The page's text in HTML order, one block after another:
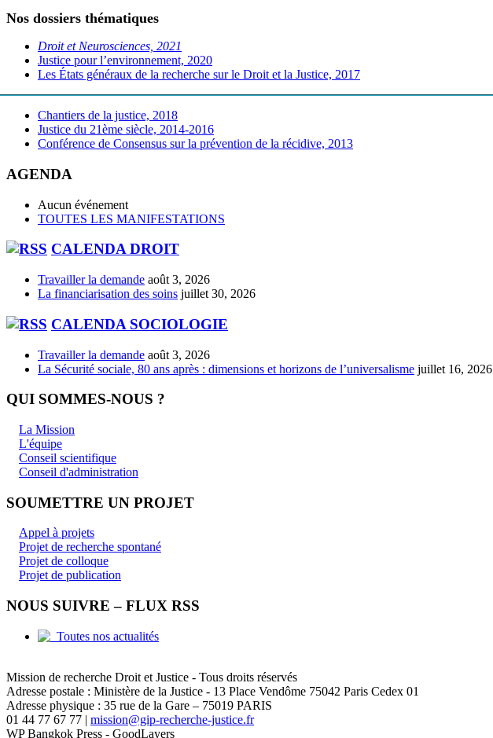
Nos dossiers thématiques
Droit et Neurosciences, 2021
Justice pour l’environnement, 2020
Les États généraux de la recherche sur le Droit et la Justice, 2017
Chantiers de la justice, 2018
Justice du 21ème siècle, 2014-2016
Conférence de Consensus sur la prévention de la récidive, 2013
AGENDA
Aucun événement
TOUTES LES MANIFESTATIONS
CALENDA DROIT
Travailler la demande août 3, 2026
La financiarisation des soins juillet 30, 2026
CALENDA SOCIOLOGIE
Travailler la demande août 3, 2026
La Sécurité sociale, 80 ans après : dimensions et horizons de l’universalisme juillet 16, 2026
QUI SOMMES-NOUS ?
La Mission
L'équipe
Conseil scientifique
Conseil d'administration
SOUMETTRE UN PROJET
Appel à projets
Projet de recherche spontané
Projet de colloque
Projet de publication
NOUS SUIVRE – FLUX RSS
Toutes nos actualités
Mission de recherche Droit et Justice - Tous droits réservés
Adresse postale : Ministère de la Justice - 13 Place Vendôme 75042 Paris Cedex 01
Adresse physique : 35 rue de la Gare – 75019 PARIS
01 44 77 67 77 | mission@gip-recherche-justice.fr
WP Bangkok Press - GoodLayers